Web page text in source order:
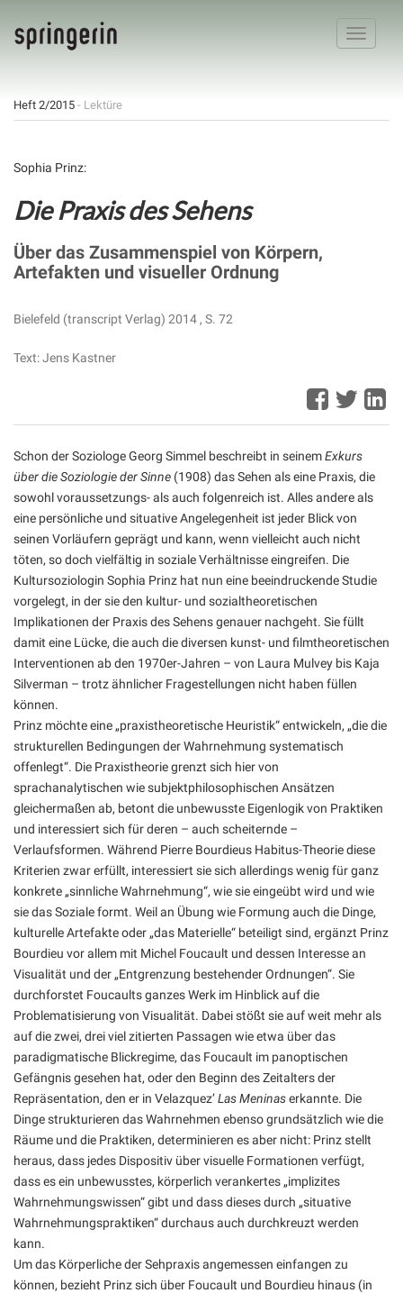
Toggle
Heft 2/2015 - Lektüre
Sophia Prinz:
Die Praxis des Sehens
Über das Zusammenspiel von Körpern,
Artefakten und visueller Ordnung
Bielefeld (transcript Verlag) 2014 , S. 72
Text: Jens Kastner
Schon der Soziologe Georg Simmel beschreibt in seinemExkurs
über die Soziologie der Sinne (1908) das Sehen als eine Praxis, die
sowohl voraussetzungs- als auch folgenreich ist. Alles andere als
eine persönliche und situative Angelegenheit ist jeder Blick von
seinen Vorläufern geprägt und kann, wenn vielleicht auch nicht
töten, so doch vielfältig in soziale Verhältnisse eingreifen. Die
Kultursoziologin Sophia Prinz hat nun eine beeindruckende Studie
vorgelegt, in der sie den kultur- und sozialtheoretischen
Implikationen der Praxis des Sehens genauer nachgeht. Sie füllt
damit eine Lücke, die auch die diversen kunst- und filmtheoretischen
Interventionen ab den 1970er-Jahren – von Laura Mulvey bis Kaja
Silverman – trotz ähnlicher Fragestellungen nicht haben füllen
können.
Prinz möchte eine „praxistheoretische Heuristik“ entwickeln, „die die
strukturellen Bedingungen der Wahrnehmung systematisch
offenlegt“. Die Praxistheorie grenzt sich hier von
sprachanalytischen wie subjektphilosophischen Ansätzen
gleichermaßen ab, betont die unbewusste Eigenlogik von Praktiken
und interessiert sich für deren – auch scheiternde –
Verlaufsformen. Während Pierre Bourdieus Habitus-Theorie diese
Kriterien zwar erfüllt, interessiert sie sich allerdings wenig für ganz
konkrete „sinnliche Wahrnehmung“, wie sie eingeübt wird und wie
sie das Soziale formt. Weil an Übung wie Formung auch die Dinge,
kulturelle Artefakte oder „das Materielle“ beteiligt sind, ergänzt Prinz
Bourdieu vor allem mit Michel Foucault und dessen Interesse an
Visualität und der „Entgrenzung bestehender Ordnungen“. Sie
durchforstet Foucaults ganzes Werk im Hinblick auf die
Problematisierung von Visualität. Dabei stößt sie auf weit mehr als
auf die zwei, drei viel zitierten Passagen wie etwa über das
paradigmatische Blickregime, das Foucault im panoptischen
Gefängnis gesehen hat, oder den Beginn des Zeitalters der
Repräsentation, den er in Velazquez’Las Meninaserkannte. Die
Dinge strukturieren das Wahrnehmen ebenso grundsätzlich wie die
Räume und die Praktiken, determinieren es aber nicht: Prinz stellt
heraus, dass jedes Dispositiv über visuelle Formationen verfügt,
dass es ein unbewusstes, körperlich verankertes „implizites
Wahrnehmungswissen“ gibt und dass dieses durch „situative
Wahrnehmungspraktiken“ durchaus auch durchkreuzt werden
kann.
Um das Körperliche der Sehpraxis angemessen einfangen zu
können, bezieht Prinz sich über Foucault und Bourdieu hinaus (in